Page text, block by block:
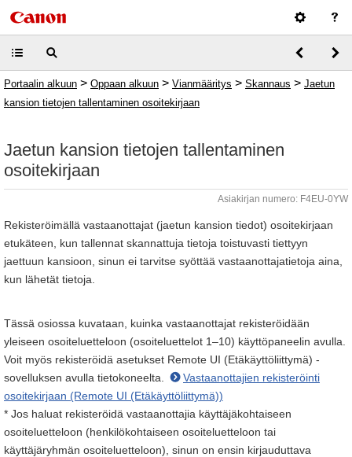
Portaalin alkuun > Oppaan alkuun > Vianmääritys > Skannaus > Jaetun
kansion tietojen tallentaminen osoitekirjaan
Jaetun kansion tietojen tallentaminen
osoitekirjaan
Asiakirjan numero: F4EU-0YW
Rekisteröimällä vastaanottajat (jaetun kansion tiedot) osoitekirjaan
etukäteen, kun tallennat skannattuja tietoja toistuvasti tiettyyn
jaettuun kansioon, sinun ei tarvitse syöttää vastaanottajatietoja aina,
kun lähetät tietoja.
Tässä osiossa kuvataan, kuinka vastaanottajat rekisteröidään
yleiseen osoiteluetteloon (osoiteluettelot 1–10) käyttöpaneelin avulla.
Voit myös rekisteröidä asetukset Remote UI (Etäkäyttöliittymä) -
sovelluksen avulla tietokoneelta.
Vastaanottajien rekisteröinti
osoitekirjaan (Remote UI (Etäkäyttöliittymä))
* Jos haluat rekisteröidä vastaanottajia käyttäjäkohtaiseen
osoiteluetteloon (henkilökohtaiseen osoiteluetteloon tai
käyttäjäryhmän osoiteluetteloon), sinun on ensin kirjauduttava